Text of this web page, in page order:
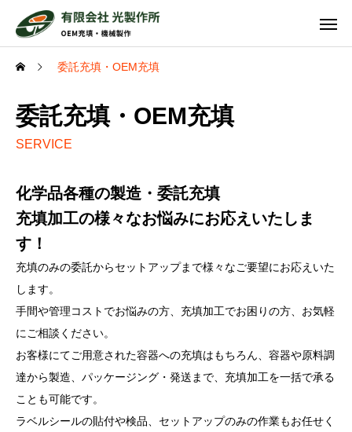
委託充填・OEM充填
委託充填・OEM充填
SERVICE
化学品各種の製造・委託充填
充填加工の様々なお悩みにお応えいたしま
す！
充填のみの委託からセットアップまで様々なご要望にお応えいた
します。
手間や管理コストでお悩みの方、充填加工でお困りの方、お気軽
にご相談ください。
お客様にてご用意された容器への充填はもちろん、容器や原料調
達から製造、パッケージング・発送まで、充填加工を一括で承る
ことも可能です。
ラベルシールの貼付や検品、セットアップのみの作業もお任せく